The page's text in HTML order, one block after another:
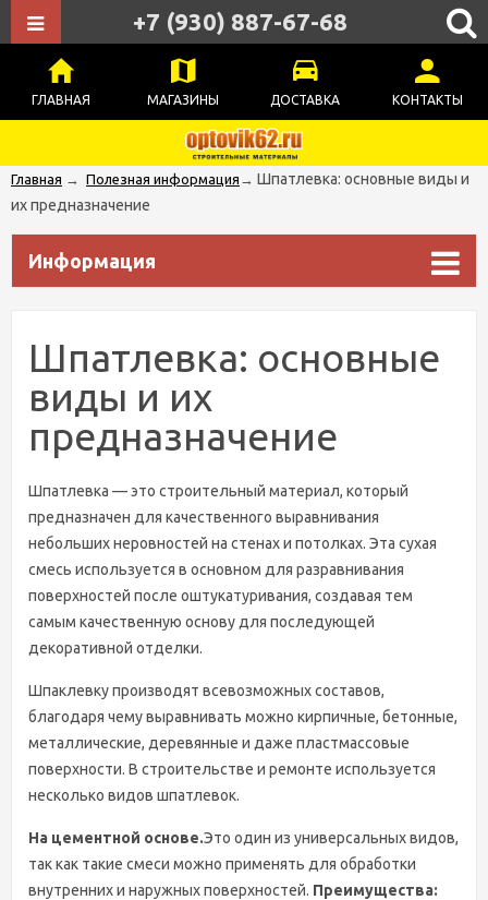
ГЛАВНАЯ МАГАЗИНЫ ДОСТАВКА КОНТАКТЫ
+7 (930) 887-67-68
Главная → Полезная информация → Шпатлевка: основные виды и
их предназначение
Информация
Шпатлевка: основные
виды и их
предназначение
Шпатлевка — это строительный материал, который
предназначен для качественного выравнивания
небольших неровностей на стенах и потолках. Эта сухая
смесь используется в основном для разравнивания
поверхностей после оштукатуривания, создавая тем
самым качественную основу для последующей
декоративной отделки.
Шпаклевку производят всевозможных составов,
благодаря чему выравнивать можно кирпичные, бетонные,
металлические, деревянные и даже пластмассовые
поверхности. В строительстве и ремонте используется
несколько видов шпатлевок.
На цементной основе.Это один из универсальных видов,
так как такие смеси можно применять для обработки
внутренних и наружных поверхностей. Преимущества: